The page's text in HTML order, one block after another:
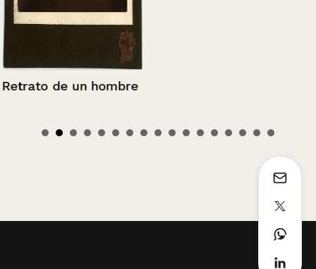
Retrato de un hombre